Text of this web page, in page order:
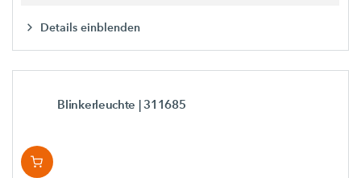
Details einblenden
Blinkerleuchte | 311685